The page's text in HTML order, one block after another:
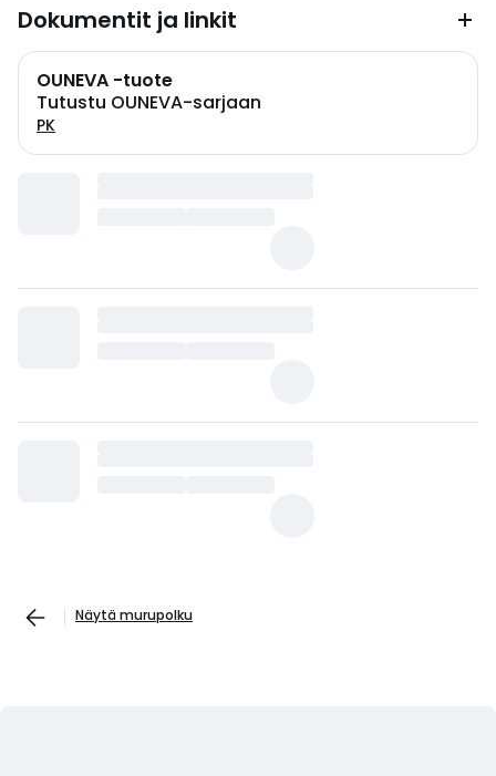
Dokumentit ja linkit
OUNEVA -tuote
Tutustu OUNEVA-sarjaan
PK
Näytä murupolku